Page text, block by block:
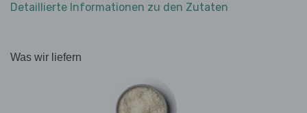
Detaillierte Informationen zu den Zutaten
Was wir liefern